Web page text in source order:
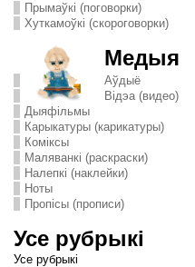
Прымаўкі (поговорки)
Хуткамоўкі (скороговорки)
Медыя
Аўдыё
Відэа (видео)
Дыяфільмы
Карыкатуры (карикатуры)
Комiксы
Маляванкі (раскраски)
Налепкі (наклейки)
Ноты
Пропісы (прописи)
Усе рубрыкі
Усе рубрыкі